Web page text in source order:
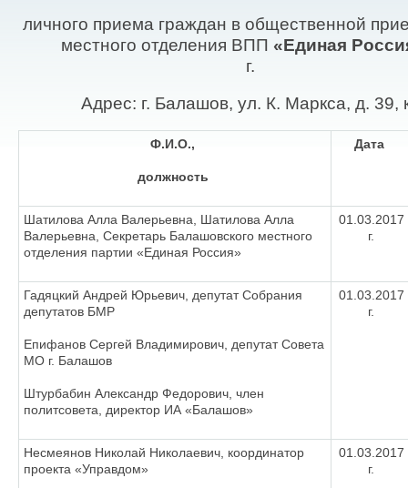
личного приема граждан в общественной
местного отделения ВПП «Единая
г.
Адрес: г. Балашов, ул. К. Маркса,
Ф.И.О.,
должность
Дата
Шатилова Алла Валерьевна, Шатилова Алла
Валерьевна, Секретарь Балашовского местного
отделения партии «Единая Россия»
01.03.2017
г.
Гадяцкий Андрей Юрьевич, депутат Собрания
депутатов БМР
Епифанов Сергей Владимирович, депутат Совета
МО г. Балашов
Штурбабин Александр Федорович, член
политсовета, директор ИА «Балашов»
01.03.2017
г.
Несмеянов Николай Николаевич, координатор
проекта «Управдом»
01.03.2017
г.